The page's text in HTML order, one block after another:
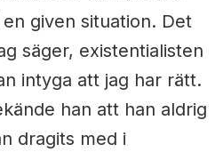
given situation. Det
säger, existentialisten
intyga att jag har rätt.
han att han aldrig
dragits med i